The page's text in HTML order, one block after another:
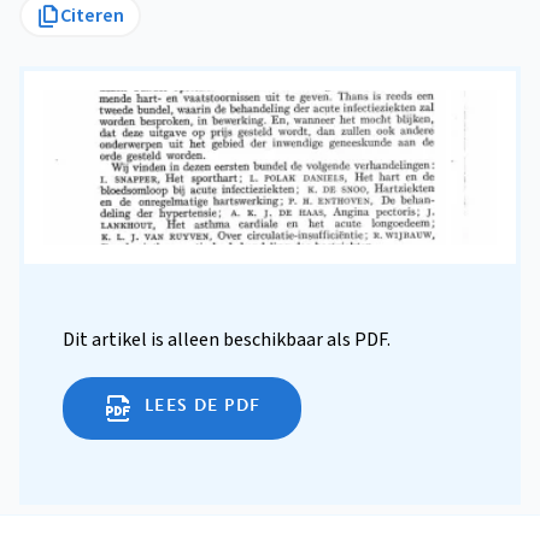
Citeren
Dit artikel is alleen beschikbaar als PDF.
LEES DE PDF